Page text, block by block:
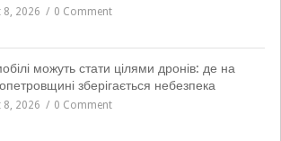
8, 2026 0 Comment
можуть стати цілями дронів: де на
зберігається небезпека
8, 2026 0 Comment